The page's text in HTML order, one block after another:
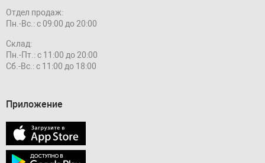
Отдел продаж:
Пн.-Вс.: с 09:00 до 20:00
Склад:
Пн.-Пт.: с 11:00 до 20:00
Сб.-Вс.: с 11:00 до 18:00
Приложение